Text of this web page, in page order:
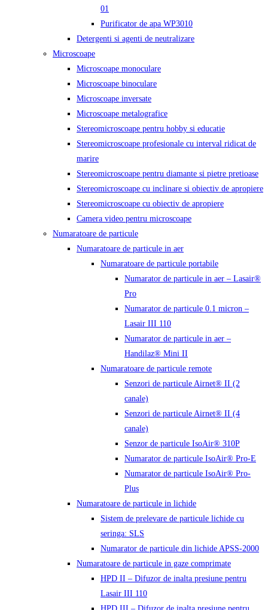
01
Purificator de apa WP3010
Detergenti si agenti de neutralizare
Microscoape
Microscoape monoculare
Microscoape binoculare
Microscoape inversate
Microscoape metalografice
Stereomicroscoape pentru hobby si educatie
Stereomicroscoape profesionale cu interval ridicat de
marire
Stereomicroscoape pentru diamante si pietre pretioase
Stereomicroscoape cu inclinare si obiectiv de apropiere
Stereomicroscoape cu obiectiv de apropiere
Camera video pentru microscoape
Numaratoare de particule
Numaratoare de particule in aer
Numaratoare de particule portabile
Numarator de particule in aer – Lasair®
Pro
Numarator de particule 0.1 micron –
Lasair III 110
Numarator de particule in aer –
Handilaz® Mini II
Numaratoare de particule remote
Senzori de particule Airnet® II (2
canale)
Senzori de particule Airnet® II (4
canale)
Senzor de particule IsoAir® 310P
Numarator de particule IsoAir® Pro-E
Numarator de particule IsoAir® Pro-
Plus
Numaratoare de particule in lichide
Sistem de prelevare de particule lichide cu
seringa: SLS
Numarator de particule din lichide APSS-2000
Numaratoare de particule in gaze comprimate
HPD II – Difuzor de inalta presiune pentru
Lasair III 110